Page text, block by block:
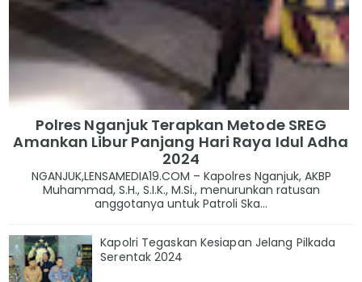
Polres Nganjuk Terapkan Metode SREG
Amankan Libur Panjang Hari Raya Idul Adha
2024
NGANJUK,LENSAMEDIA19.COM – Kapolres Nganjuk, AKBP
Muhammad, S.H., S.I.K., M.Si., menurunkan ratusan
anggotanya untuk Patroli Ska...
Kapolri Tegaskan Kesiapan Jelang Pilkada
Serentak 2024